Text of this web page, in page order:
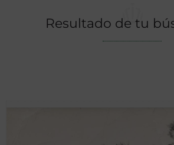
Resultado de tu